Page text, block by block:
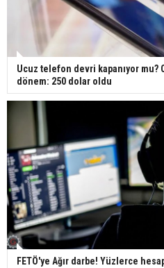
Ucuz telefon devri kapanıyor mu?
dönem: 250 dolar oldu
FETÖ'ye Ağır darbe! Yüzlerce